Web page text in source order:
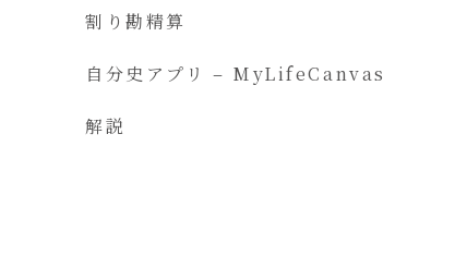
割り勘精算
自分史アプリ – MyLifeCanvas
解説